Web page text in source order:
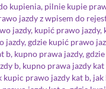
kupienia, pilnie kupie
jazdy z wpisem do
jazdy, kupić prawo
jazdy, gdzie kupić prawo
b, kupno prawa jazdy,
b, kupno prawa jazdy
kupic prawo jazdy kat b,